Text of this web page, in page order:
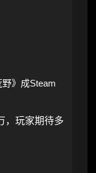
》成Steam